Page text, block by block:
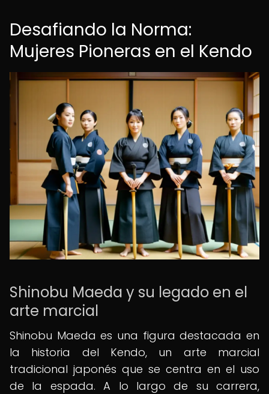
Desafiando la Norma:
Mujeres Pioneras en el Kendo
Shinobu Maeda y su legado en el
arte marcial
Shinobu Maeda es una figura destacada en
la historia del Kendo, un arte marcial
tradicional japonés que se centra en el uso
de la espada. A lo largo de su carrera,